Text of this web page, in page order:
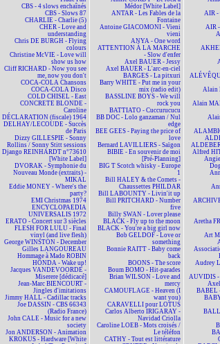
CBS - 4 slows enchaînés
CBS - Slows 87
CHARLIE - Charlie (5)
CHER - Love and
understanding
Chris DE BURGH - Flying
colours
Christine McVIE - Love will
show us how
Cliff RICHARD - Now you see
me, now you don't
COCA-COLA Chansons
COCA-COLA Disco
COLD CHISEL - East
CONCRETE BLONDE -
Caroline
DÉCLARATION (fiscale) 1964
DELHAY/LECOUDE - Succès
de Paris
Dizzy GILLESPIE - Sonny
Rollins / Sonny Stitt sessions
Django REINHARDT n°73610
[White Label]
DVORAK - Symphonie du
Nouveau Monde (extraits) -
MIKAL
Eddie MONEY - Where's the
party?
EMI Christmas 1974
ENCYCLOPAEDIA
UNIVERSALIS 1972
ERATO - Concert sur 3 siècles
FLESH FOR LULU - Final
vinyl (and live flesh)
George WINSTON - December
Gilles LANGOUREAU
Hommage à Mado ROBIN
HONDA - Wake up!
Jacques VANDEVOORDE -
Miserere [dédicacé]
Jean-Marc BIENCOURT -
Jingles d'imitations
Jimmy HALL - Cadillac tracks
Joe DASSIN - CBS 66343
(Radio France)
John CALE - Music for a new
society
Jon ANDERSON - Animation
KROKUS - Hardware [White
Médor [White Label]
ANTAR - Les Fables de la
Fontaine
Antoine GIACOMONI - Vieni
vieni
ANYA - One word
ATTENTION À LA MARCHE
- Slow d'enfer
Axel BAUER - Jessy
Axel BAUER - L'arc-en-ciel
BARGES - La pitxuri
Barry WHITE - Put me in your
mix (radio edit)
BASSLINE BOYS - We will
rock you
BATTIATO - Cuccurucucu
BB DOC - Lolo ganzaman / Nul
edge
BEE GEES - Paying the price of
love
Bernard LAVILLIERS - Saïgon
BIBIE - En souvenir de moi
[Pré-Planning]
BIG T Scotch whisky - Europe
1
Bill HALEY & the Comets -
Chaussettes PHILDAR
Bill LABOUNTY - Livin'it up
Bill PRITCHARD - Number
five
Billy SWAN - Lover please
BLACK - Fly up to the moon
BLACK - You're a big girl now
Bob GELDOF - Love or
something
Bonnie RAITT - Baby come
back
BOONS - The score
Boum BOMO - Hit-parades
Brian WILSON - Love and
mercy
CAMOUFLAGE - Heaven (I
want you)
CARAVELLI pour LOTUS
Carlos Alberto IRIGARAY -
Navidad Criolla
Caroline LOEB - Mots croisés /
Le téléfon
CATHY - Tout est littérature
AIR -
AIR
Alain
Alain
Alfred
Aretha
Art
Audrey
AUVIDIS -
BABEL